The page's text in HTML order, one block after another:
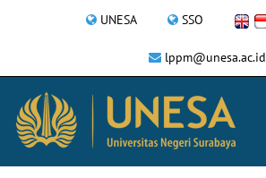
UNESA SSO
lppm@unesa.ac.id